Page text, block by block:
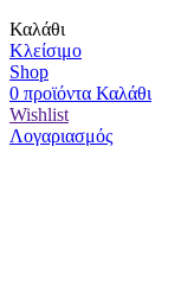
Καλάθι
Κλείσιμο
Shop
0 προϊόντα Καλάθι
Wishlist
Λογαριασμός